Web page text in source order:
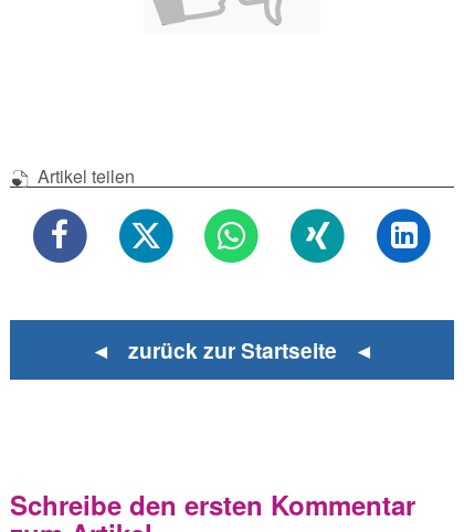
Artikel teilen
◄ zurück zur Startseite ◄
Schreibe den ersten Kommentar